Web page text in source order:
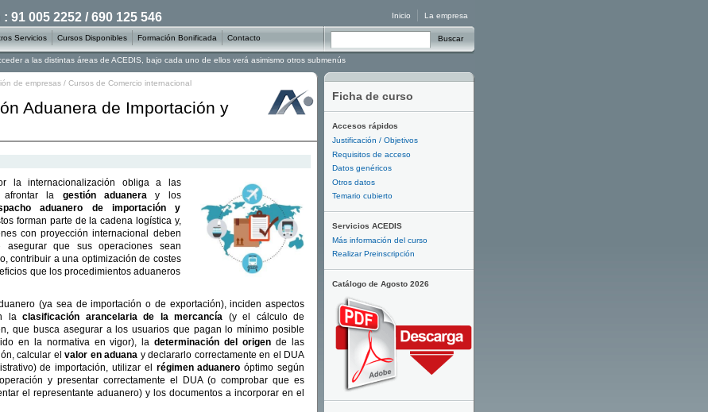
de empresas / Cursos de Comercio internacional
Aduanera de Importación y
la internacionalización obliga a las
afrontar la gestión aduaneray los
aduanero de importación y
forman parte de la cadena logística y,
con proyección internacional deben
que sus operaciones sean
contribuir a una optimización de costes
que los procedimientos aduaneros
(ya sea de importación o de exportación), inciden aspectos
la clasificación arancelaria de la mercancía (y el cálculo de
que busca asegurar a los usuarios que pagan lo mínimo posible
en la normativa en vigor), ladeterminación del origen de las
calcular el valor en aduana y declararlo correctamente en el DUA
de importación, utilizar el régimen aduanero óptimo según
y presentar correctamente el DUA (o comprobar que es
el representante aduanero) y los documentos a incorporar en el
Ficha de curso
Accesos rápidos
Justificación / Objetivos
Requisitos de acceso
Datos genéricos
Otros datos
Temario cubierto
Servicios ACEDIS
Más información del curso
Realizar Preinscripción
Catálogo de Agosto 2026
91 005 2252 / 690 125 546 La empresa
Inicio
Servicios Cursos Disponibles Formación Bonificada Contacto Buscar
a las distintas áreas de ACEDIS, bajo cada uno de ellos verá asimismo otros submenús